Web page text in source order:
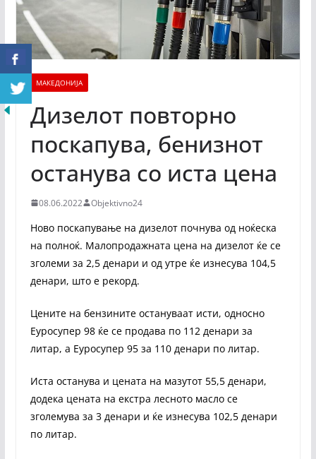
МАКЕДОНИЈА
Дизелот повторно
поскапува, бенизнот
останува со иста цена
08.06.2022 Objektivno24
Ново поскапување на дизелот почнува од ноќеска
на полноќ. Малопродажната цена на дизелот ќе се
зголеми за 2,5 денари и од утре ќе изнесува 104,5
денари, што е рекорд.
Цените на бензините остануваат исти, односно
Еуросупер 98 ќе се продава по 112 денари за
литар, а Еуросупер 95 за 110 денари по литар.
Иста останува и цената на мазутот 55,5 денари,
додека цената на екстра лесното масло се
зголемува за 3 денари и ќе изнесува 102,5 денари
по литар.